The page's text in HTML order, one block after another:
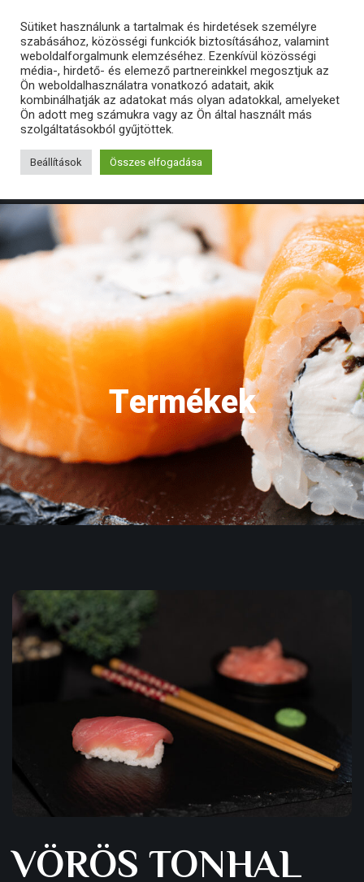
Termékek
VÖRÖS TONHAL
Sütiket használunk a tartalmak és hirdetések személyre
szabásához, közösségi funkciók biztosításához, valamint
weboldalforgalmunk elemzéséhez. Ezenkívül közösségi
média-, hirdető- és elemező partnereinkkel megosztjuk az
Ön weboldalhasználatra vonatkozó adatait, akik
kombinálhatják az adatokat más olyan adatokkal, amelyeket
Ön adott meg számukra vagy az Ön által használt más
szolgáltatásokból gyűjtöttek.
Beállítások Összes elfogadása